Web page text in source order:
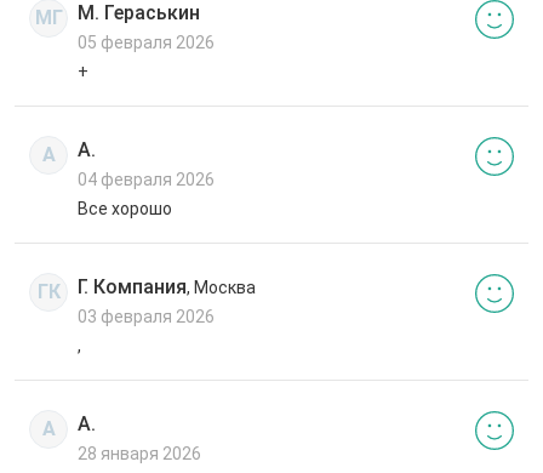
МГ М. Гераськин
05 февраля 2026
+
А А.
04 февраля 2026
Все хорошо
ГК Г. Компания, Москва
03 февраля 2026
,
А А.
28 января 2026